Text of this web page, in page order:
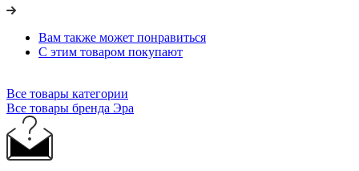
Вам также может понравиться
С этим товаром покупают
Все товары категории
Все товары бренда Эра